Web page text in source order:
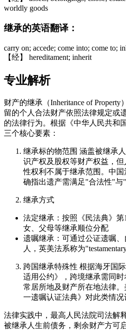
worldly goods
继承的英语翻译：
carry on; accede; come into; come to;
【经】 hereditament; inherit
专业解析
财产的继承（Inheritance of
留的个人合法财产依照法律规定或
的法律行为。根据《中华人民共和
三个核心要素：
继承标的物范围 涵盖被继承
识产权及股权等财产权益，
性权利不属于继承范围。中
确指出遗产需满足"合法性"与
继承方式
法定继承：按照《民法典》第
女、父母等继承顺位分配
遗嘱继承：可通过公证遗嘱
人，英美法系称为
跨国继承特殊性 根据海牙国
适用公约》，跨境继承需同
常居所地及财产所在地法律
一遗嘱认证法典》对此类情况
法律实践中，最高人民法院司法解
被继承人生前债务，剩余财产方可